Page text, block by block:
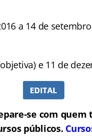
a 14 de
e 11 de
se com
públicos.